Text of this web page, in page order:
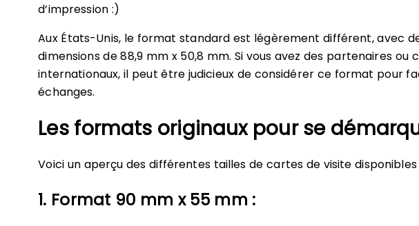
d’impression :)
Aux États-Unis, le format standard est légèrement différent, avec
dimensions de 88,9 mm x 50,8 mm. Si vous avez des partenaires ou
internationaux, il peut être judicieux de considérer ce format pour
échanges.
Les formats originaux pour se
Voici un aperçu des différentes tailles de cartes de visite disponibles
1. Format 90 mm x 55 mm :